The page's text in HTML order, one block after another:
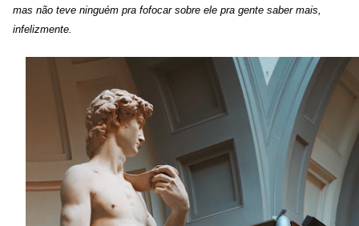
mas não teve ninguém pra fofocar sobre ele pra gente saber mais,
infelizmente.